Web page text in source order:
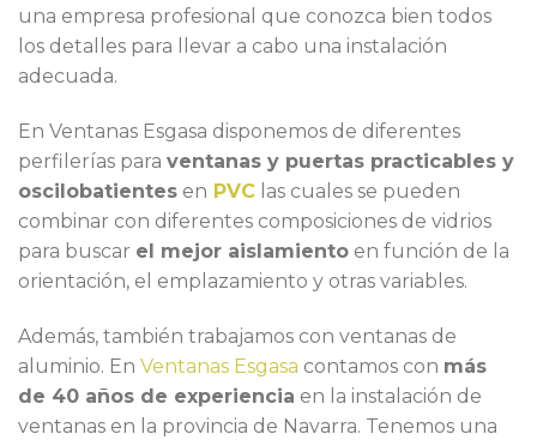
una empresa profesional que conozca bien todos
los detalles para llevar a cabo una instalación
adecuada.
En Ventanas Esgasa disponemos de diferentes
perfilerías para ventanas y puertas practicables y
oscilobatientes en PVC las cuales se pueden
combinar con diferentes composiciones de vidrios
para buscar el mejor aislamiento en función de la
orientación, el emplazamiento y otras variables.
Además, también trabajamos con ventanas de
aluminio. En Ventanas Esgasa contamos con más
de 40 años de experiencia en la instalación de
ventanas en la provincia de Navarra. Tenemos una